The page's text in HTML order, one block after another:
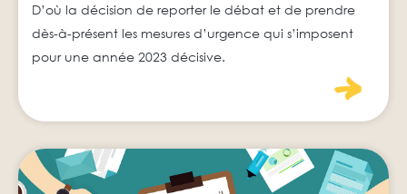
D’où la décision de reporter le débat et de prendre
dès-à-présent les mesures d’urgence qui s’imposent
pour une année 2023 décisive.